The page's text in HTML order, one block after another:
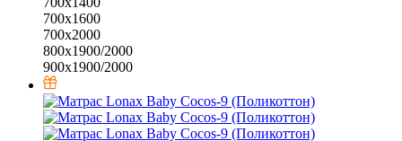
700х1600
700х2000
800х1900/2000
900х1900/2000